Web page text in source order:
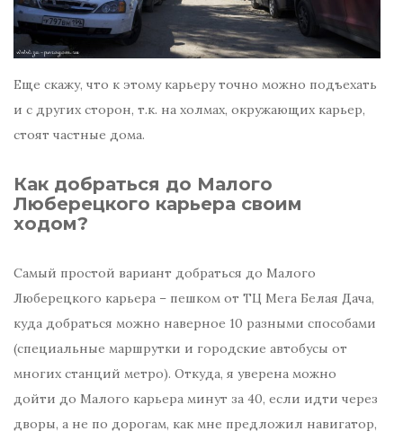
Еще скажу, что к этому карьеру точно можно подъехать
и с других сторон, т.к. на холмах, окружающих карьер,
стоят частные дома.
Как добраться до Малого
Люберецкого карьера своим
ходом?
Самый простой вариант добраться до Малого
Люберецкого карьера – пешком от ТЦ Мега Белая Дача,
куда добраться можно наверное 10 разными способами
(специальные маршрутки и городские автобусы от
многих станций метро). Откуда, я уверена можно
дойти до Малого карьера минут за 40, если идти через
дворы, а не по дорогам, как мне предложил навигатор,